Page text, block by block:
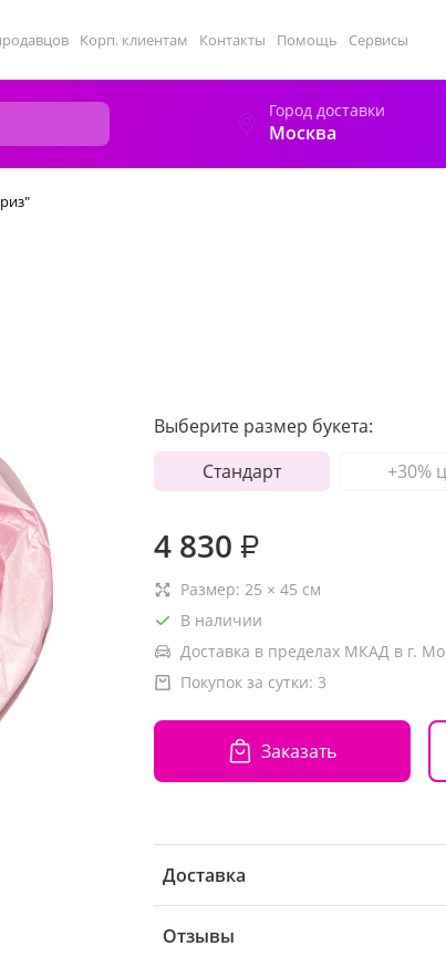
Корп. клиентам Контакты Помощь Сервисы
Город доставки
Москва
Выберите размер букета:
Стандарт
+30%
4 830 ₽
Размер: 25 × 45 см
В наличии
Доставка в пределах МКАД в г.
Покупок за сутки: 3
Заказать
Доставка
Отзывы